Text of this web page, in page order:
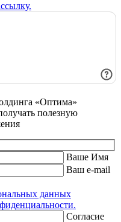
«Оптима»
полезную
Ваше Имя
Ваш e-mail
данных
Согласие